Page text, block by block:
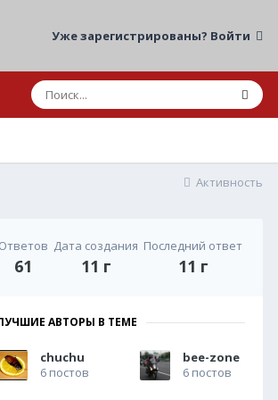
Уже зарегистрированы? Войти
Активность
Ответов
61
Дата создания
11 г
Последний ответ
11 г
АВТОРЫ В ТЕМЕ
chuchu
6 постов
bee-zone
6 постов